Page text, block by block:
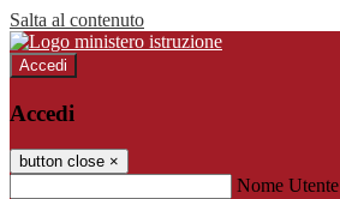
Salta al contenuto
Accedi
Accedi
button close ×
Nome Utente